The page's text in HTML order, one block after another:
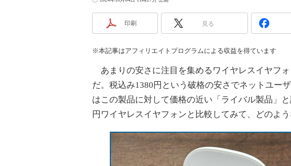
印刷 見る
※本記事はアフィリエイトプログラムによる収益を得ています
あまりの安さに注目を集めるワイヤレスイヤフォ
だ。税込み1380円という破格の安さでネットユー
はこの製品に対して価格の近い「ライバル製品」
円ワイヤレスイヤフォンと比較してみて、どのよ